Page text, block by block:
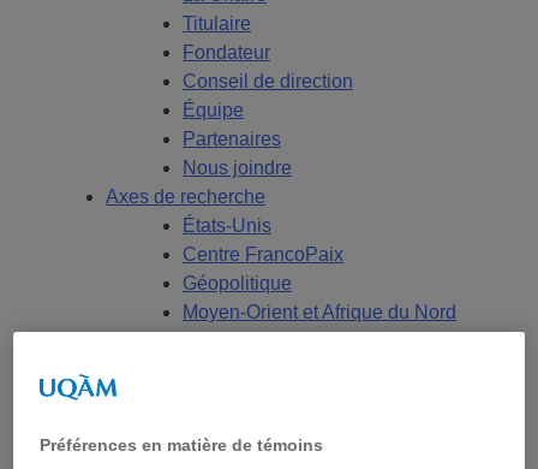
Titulaire
Fondateur
Conseil de direction
Équipe
Partenaires
Nous joindre
Axes de recherche
États-Unis
Centre FrancoPaix
Géopolitique
Moyen-Orient et Afrique du Nord
Tou-te-s les chercheur-e-s
Préférences en matière de témoins